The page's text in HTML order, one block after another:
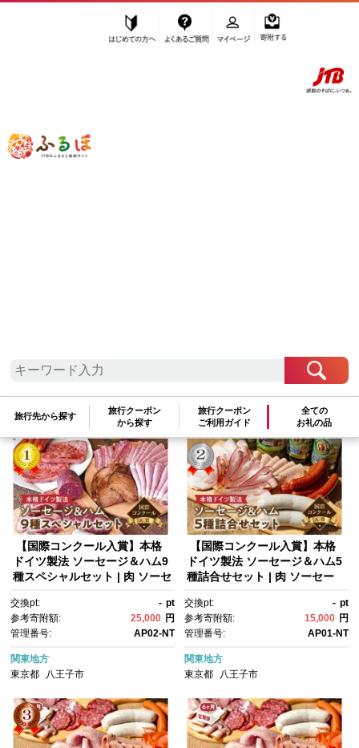
ふるぽ JTBのふるさと納税サイト
旅行先から探す
旅行クーポン
から探す
旅行クーポン
ご利用ガイド
全ての
お礼の品
「ふるさと納税」TOP
検索結果一覧
参考寄附額順|新着順 |人気ランキング順
【国際コンクール入賞】本格
ドイツ製法 ソーセージ＆ハム9
種スペシャルセット | 肉 ソーセ
ト おすすめ 送料無料 東京 八王
子
交換pt: - pt
参考寄附額:
25,000 円
管理番号:
AP02-NT
関東地方
東京都
八王子市
【国際コンクール入賞】本格
ドイツ製法 ソーセージ＆ハム5
種詰合せセット | 肉 ソーセー
い ギフト おすすめ 送料無料 東
京 八王子
交換pt: - pt
参考寄附額:
15,000 円
管理番号:
AP01-NT
関東地方
東京都
八王子市